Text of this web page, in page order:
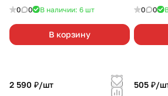
0 0 В наличии: 6 шт
В корзину
0 0
2 590 ₽/шт
505 ₽/